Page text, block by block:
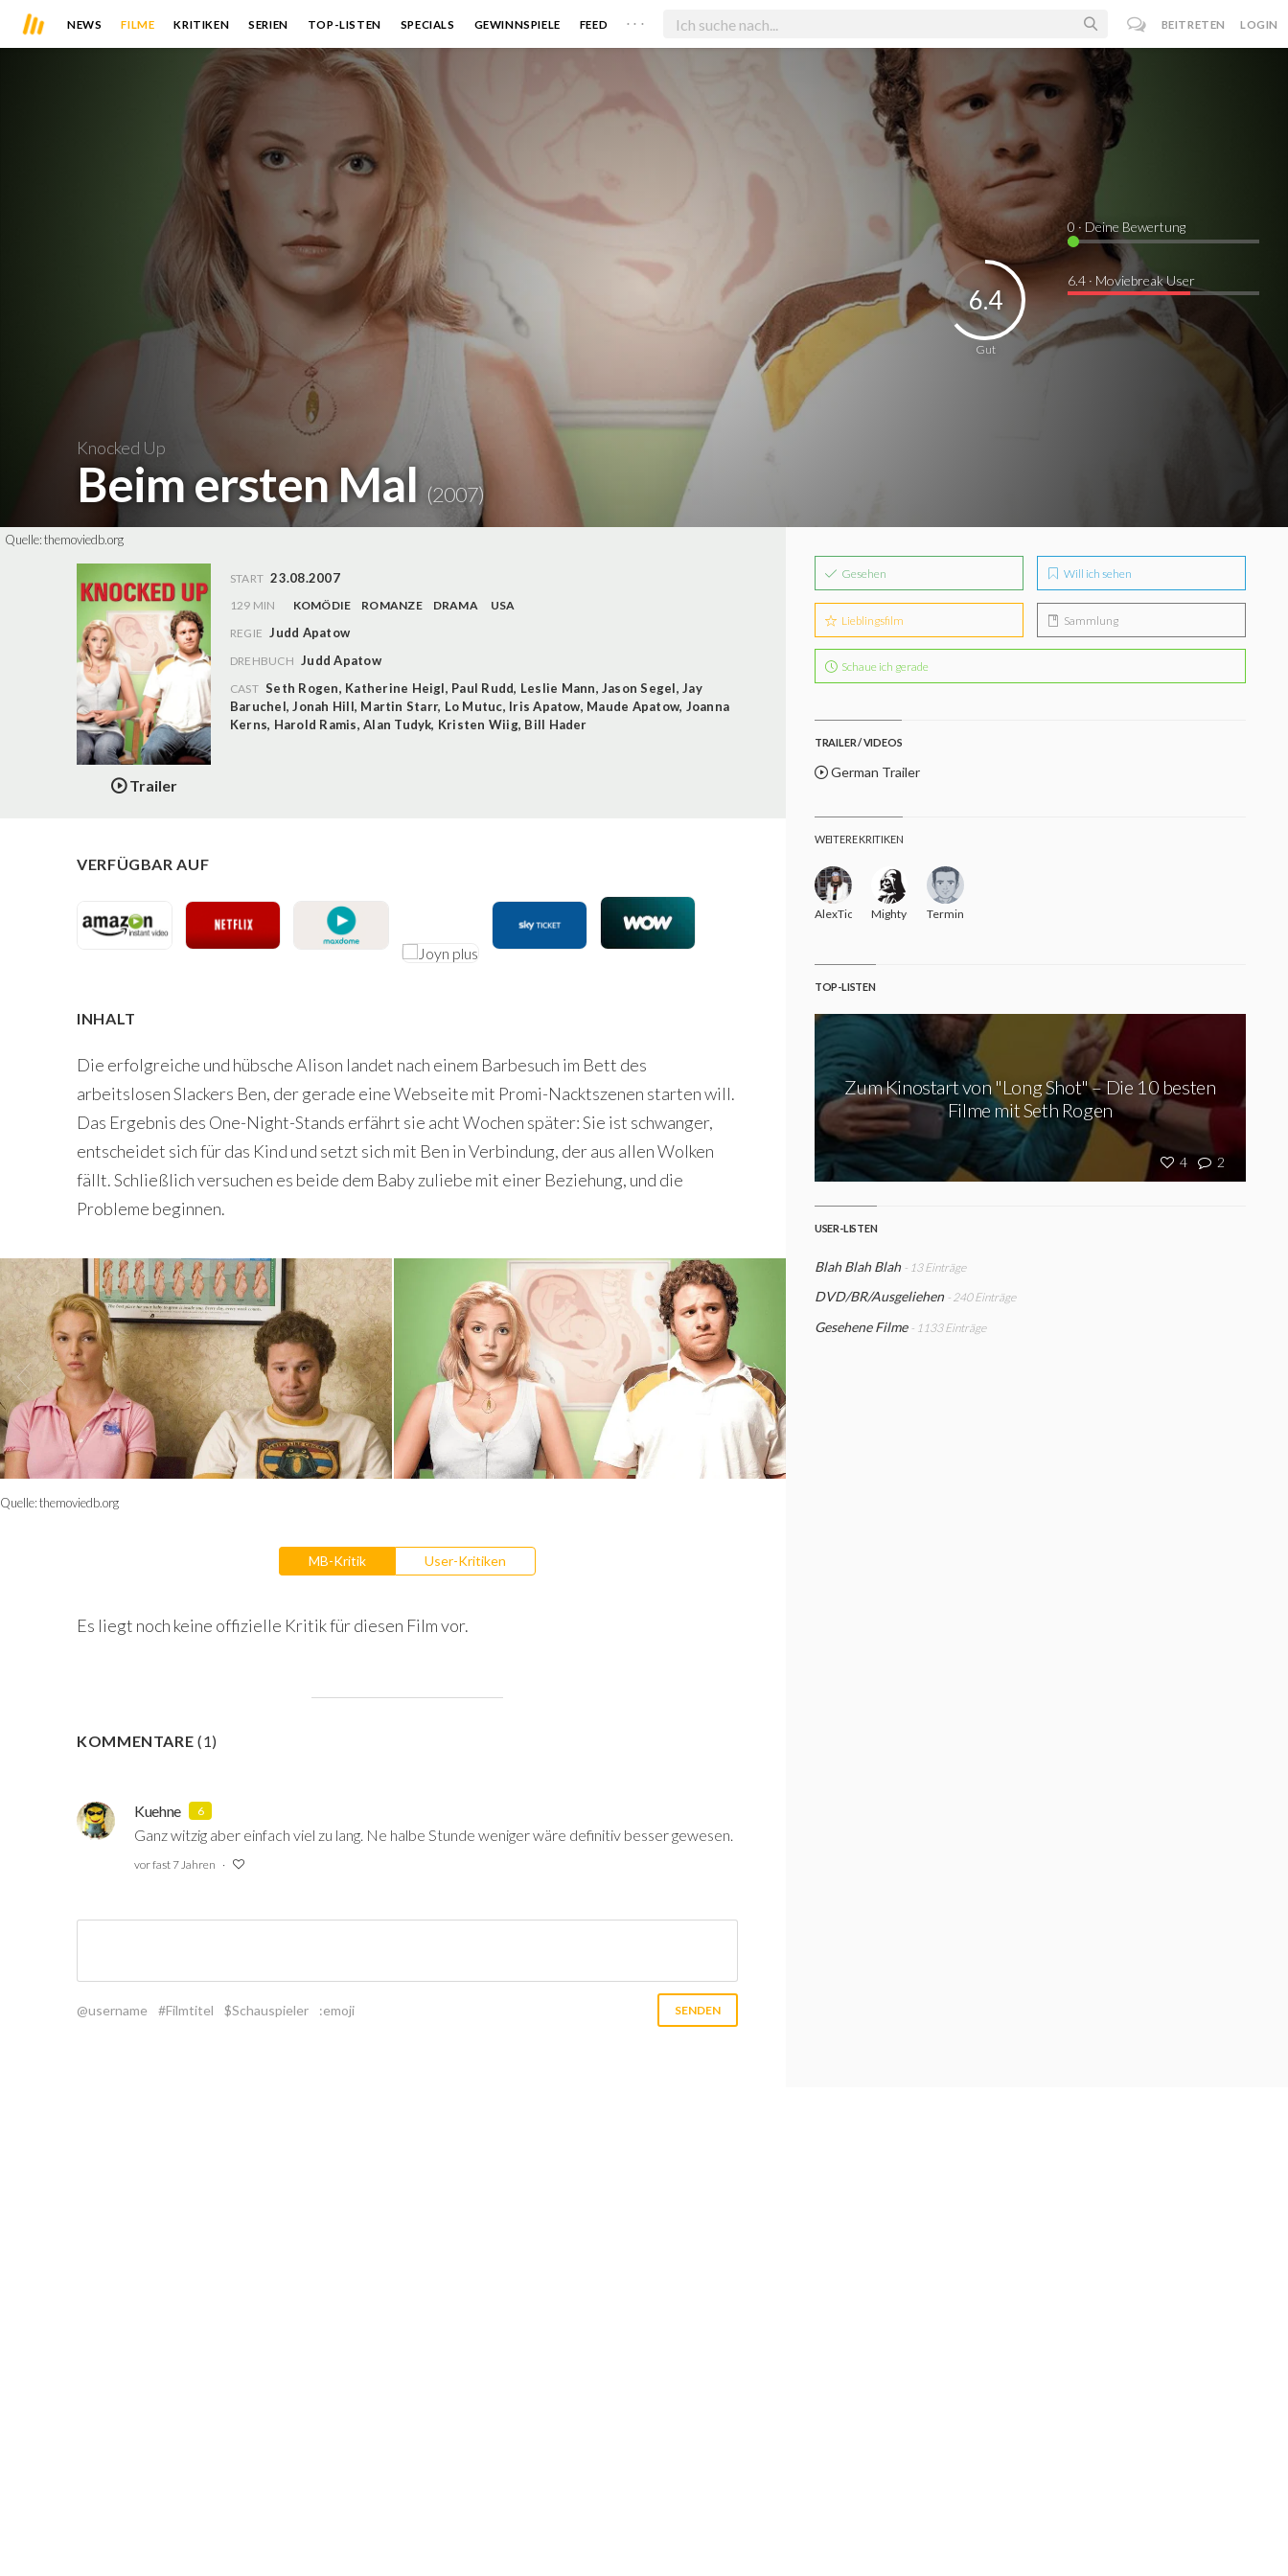
NEWS FILME KRITIKEN SERIEN TOP-LISTEN SPECIALS GEWINNSPIELE FEED . . . BEITRETEN LOGIN
Knocked Up
Beim ersten Mal (2007)
Gut
6.4
0 · Deine Bewertung
6.4 · Moviebreak User
Quelle:themoviedb.org
Trailer
START 23.08.2007
129 MIN KOMÖDIE ROMANZE DRAMA
USA
REGIE Judd Apatow
DREHBUCH Judd Apatow
CAST Seth Rogen, Katherine Heigl, Paul Rudd, Leslie Mann, Jason Segel,Jay
Baruchel,Jonah Hill, Martin Starr, Lo Mutuc, Iris Apatow, Maude Apatow, Joanna
Kerns, Harold Ramis,Alan Tudyk, Kristen Wiig, Bill Hader
VERFÜGBAR AUF
INHALT
Die erfolgreiche und hübsche Alison landet nach einem Barbesuch im Bett des
arbeitslosen Slackers Ben, der gerade eine Webseite mit Promi-Nacktszenen starten will.
Das Ergebnis des One-Night-Stands erfährt sie acht Wochen später: Sie ist schwanger,
entscheidet sich für das Kind und setzt sich mit Ben in Verbindung, der aus allen Wolken
fällt. Schließlich versuchen es beide dem Baby zuliebe mit einer Beziehung, und die
Probleme beginnen.
Quelle:themoviedb.org
MB-Kritik User-Kritiken
Es liegt noch keine offizielle Kritik für diesen Film vor.
KOMMENTARE(1)
Kuehne 6
Ganz witzig aber einfach viel zu lang. Ne halbe Stunde weniger wäre definitiv besser gewesen.
vor fast 7 Jahren
@username #Filmtitel $Schauspieler :emoji
Gesehen Will ich sehen
Lieblingsfilm Sammlung
Schaue ich gerade
TRAILER / VIDEOS
German Trailer
WEITERE KRITIKEN
AlexTickmanMightyG Termineo
TOP-LISTEN
4 2
Zum Kinostart von "Long Shot" – Die 10 besten
Filme mit Seth Rogen
USER-LISTEN
Blah Blah Blah - 13 Einträge
DVD/BR/Ausgeliehen - 240 Einträge
Gesehene Filme - 1133 Einträge